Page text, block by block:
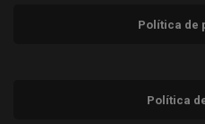
Política de
Política